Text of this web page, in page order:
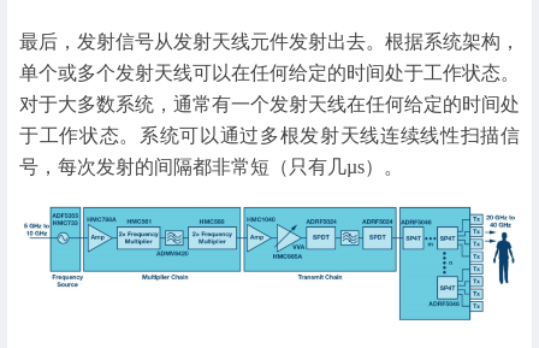
最后，发射信号从发射天线元件发射出去。根据系统架构，
单个或多个发射天线可以在任何给定的时间处于工作状态。
对于大多数系统，通常有一个发射天线在任何给定的时间处
于工作状态。系统可以通过多根发射天线连续线性扫描信
号，每次发射的间隔都非常短（只有几µs）。